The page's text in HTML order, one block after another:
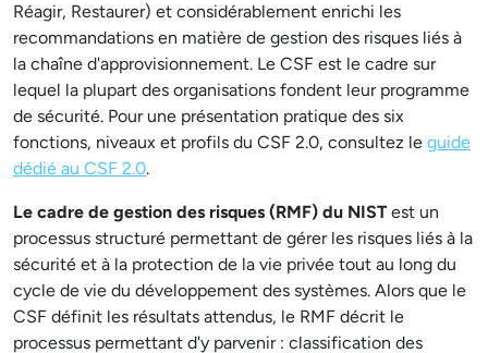
Réagir, Restaurer) et considérablement enrichi les
recommandations en matière de gestion des risques liés à
la chaîne d'approvisionnement. Le CSF est le cadre sur
lequel la plupart des organisations fondent leur programme
de sécurité. Pour une présentation pratique des six
fonctions, niveaux et profils du CSF 2.0, consultez le guide
dédié au CSF 2.0.
Le cadre de gestion des risques (RMF) du NISTest un
processus structuré permettant de gérer les risques liés à la
sécurité et à la protection de la vie privée tout au long du
cycle de vie du développement des systèmes. Alors que le
CSF définit les résultats attendus, le RMF décrit le
processus permettant d'y parvenir : classification des